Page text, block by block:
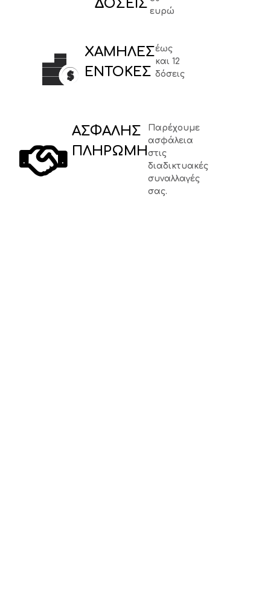
ΔΌΣΕΙΣ
ευρώ
ΧΑΜΗΛΈΣ
ΈΝΤΟΚΕΣ
έως
και 12
δόσεις
ΑΣΦΑΛΉΣ
ΠΛΗΡΩΜΉ
Παρέχουμε
ασφάλεια
στις
διαδικτυακές
συναλλαγές
σας.